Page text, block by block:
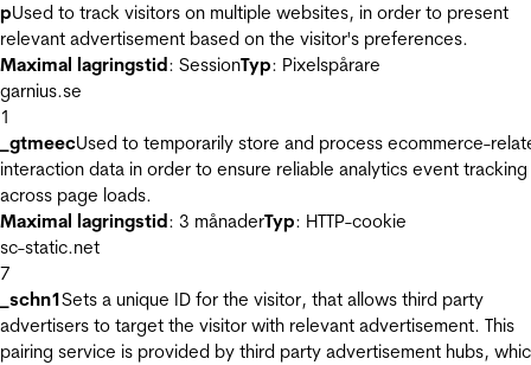
pUsed to track visitors on multiple websites, in order to present
relevant advertisement based on the visitor's preferences.
Maximal lagringstid: SessionTyp: Pixelspårare
garnius.se
1
_gtmeecUsed to temporarily store and process ecommerce-
interaction data in order to ensure reliable analytics event tracking
across page loads.
Maximal lagringstid: 3 månaderTyp: HTTP-cookie
sc-static.net
7
_schn1Sets a unique ID for the visitor, that allows third party
advertisers to target the visitor with relevant advertisement. This
pairing service is provided by third party advertisement hubs,